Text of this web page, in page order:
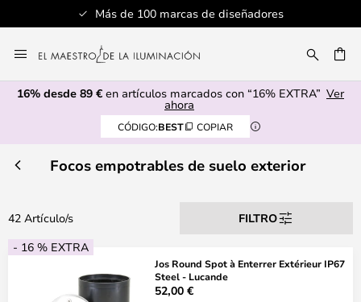
Servicio al cliente profesional
al
contenido
16% desde 89 € en artículos marcados con “16% EXTRA” Ver
ahora
CÓDIGO:BEST COPIAR
Focos empotrables de suelo exterior
42 Artículo/s
FILTRO
- 16 % EXTRA
Jos Round Spot à Enterrer Extérieur IP67
Steel - Lucande
52,00 €